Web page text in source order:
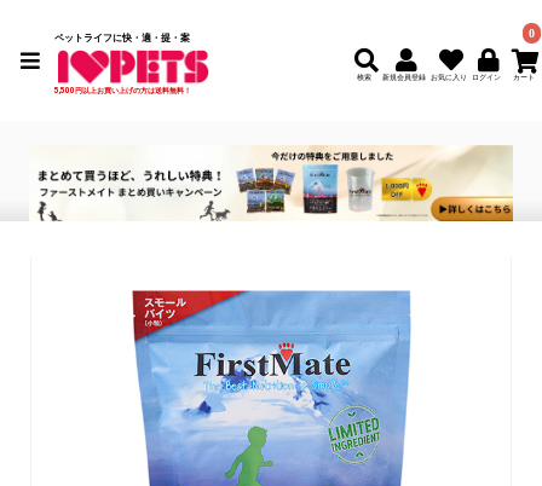
ペットライフに快・適・提・案
0